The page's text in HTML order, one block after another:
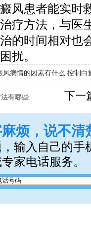
风患者能实时
疗方法，与医
的时间相对也
扰。
风病情的因素有什么 控制白
有哪些 下一
烦，说不清
输入自己的手
家电话服务。